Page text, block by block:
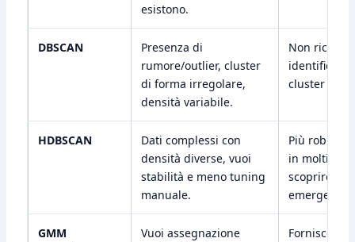
esistono.
DBSCAN
Presenza di
rumore/outlier, cluster
di forma irregolare,
densità variabile.
Non
identifica
cluster
HDBSCAN
Dati complessi con
densità diverse, vuoi
stabilità e meno tuning
manuale.
Più robusto
in molti
scoprire
emergenti
GMM
Vuoi assegnazione
Fornisce